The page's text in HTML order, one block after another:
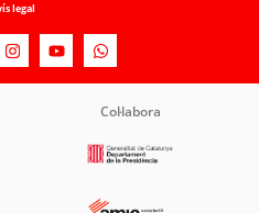
legal
Col·labora